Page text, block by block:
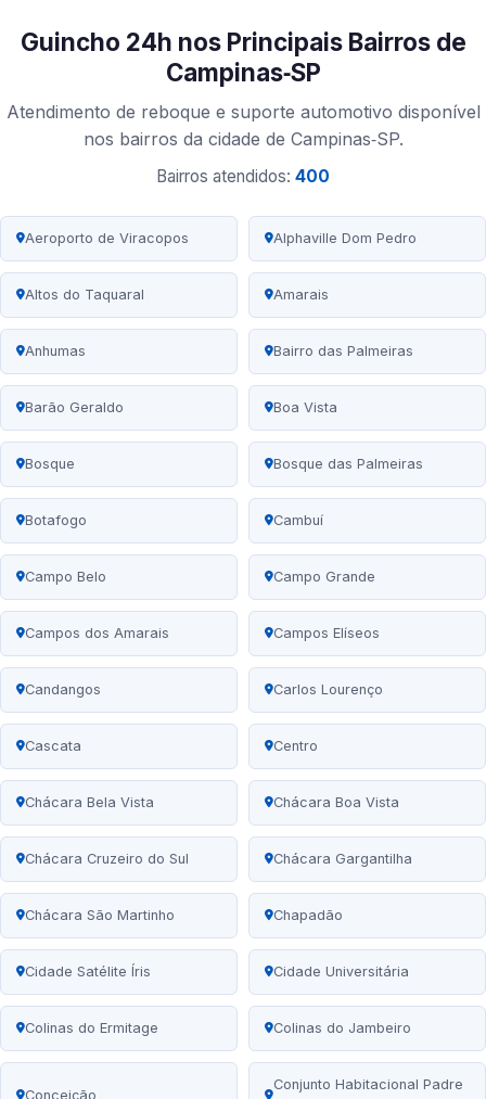
Guincho 24h nos Principais Bairros de
Campinas‑SP
Atendimento de reboque e suporte automotivo disponível
nos bairros da cidade de Campinas‑SP.
Bairros atendidos: 400
Aeroporto de Viracopos Alphaville Dom Pedro
Altos do Taquaral Amarais
Anhumas Bairro das Palmeiras
Barão Geraldo Boa Vista
Bosque Bosque das Palmeiras
Botafogo Cambuí
Campo Belo Campo Grande
Campos dos Amarais Campos Elíseos
Candangos Carlos Lourenço
Cascata Centro
Chácara Bela Vista Chácara Boa Vista
Chácara Cruzeiro do Sul Chácara Gargantilha
Chácara São Martinho Chapadão
Cidade Satélite Íris Cidade Universitária
Colinas do Ermitage Colinas do Jambeiro
Conceição
Conjunto Habitacional Padre